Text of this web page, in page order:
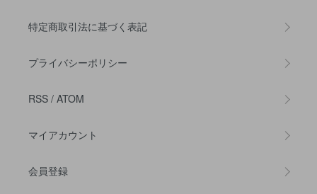
特定商取引法に基づく表記
プライバシーポリシー
RSS / ATOM
マイアカウント
会員登録